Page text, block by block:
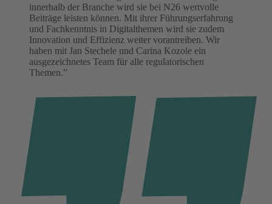
innerhalb der Branche wird sie bei N26 wertvolle
Beiträge leisten können. Mit ihrer Führungserfahrung
und Fachkenntnis in Digitalthemen wird sie zudem
Innovation und Effizienz weiter vorantreiben. Wir
haben mit Jan Stechele und Carina Kozole ein
ausgezeichnetes Team für alle regulatorischen
Themen.”